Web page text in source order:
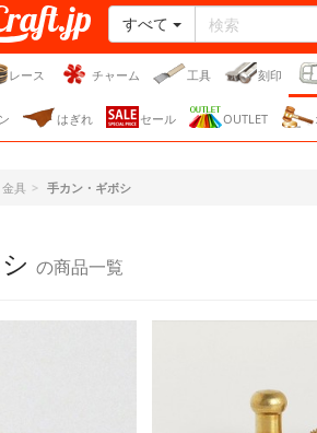
ット・
すべて
レース チャーム 工具 刻印
はぎれ セール OUTLET
金具 手カン・ギボシ
の商品一覧